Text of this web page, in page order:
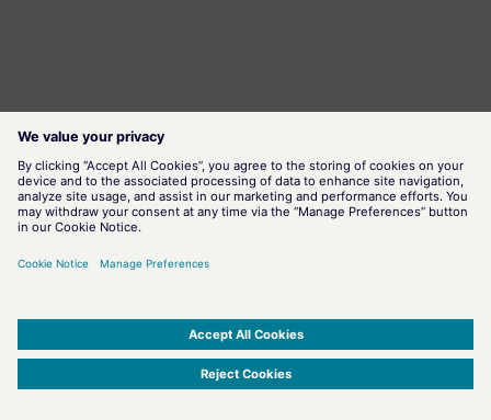
SIMATIC WinCC Open Architecture Version 3.21.5 - © ETM professional control GmbH
|
-Privacy Policy-Cookie Policy-Terms of use-Whistleblowing-Imprint